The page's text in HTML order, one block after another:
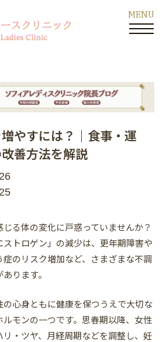
やすには？｜食事・運
善方法を解説
る体の変化に戸惑っていませんか？
トロゲン」の減少は、更年期障害や
のリスク増加など、さまざまな不調
ります。
心身ともに健康を保つうえで大切な
モンの一つです。思春期以降、女性
リ・ツヤ、月経周期などを調整し、妊